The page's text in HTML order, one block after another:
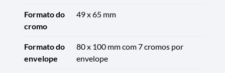
Formato do
cromo
49 x 65 mm
Formato do
envelope
80 x 100 mm com 7 cromos por
envelope